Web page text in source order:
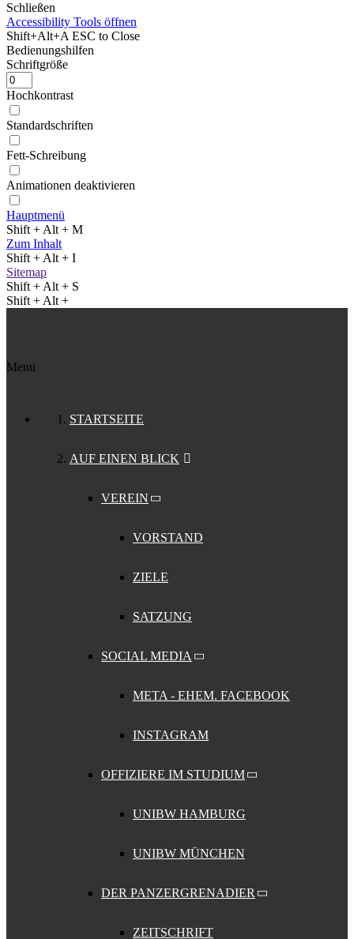
Schließen
Accessibility Tools öffnen
Shift+Alt+A ESC to Close
Bedienungshilfen
Schriftgröße
Hochkontrast
Standardschriften
Fett-Schreibung
Animationen deaktivieren
Hauptmenü
Shift + Alt + M
Zum Inhalt
Shift + Alt + I
Sitemap
Shift + Alt + S
Shift + Alt +
Menu
STARTSEITE
AUF EINEN BLICK
VEREIN
VORSTAND
ZIELE
SATZUNG
SOCIAL MEDIA
META - EHEM. FACEBOOK
INSTAGRAM
OFFIZIERE IM STUDIUM
UNIBW HAMBURG
UNIBW MÜNCHEN
DER PANZERGRENADIER
ZEITSCHRIFT